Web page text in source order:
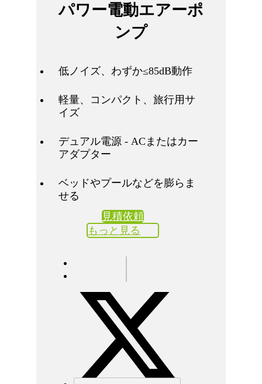
パワー電動エアーポ
ンプ
低ノイズ、わずか≤85dB動作
軽量、コンパクト、旅行用サ
イズ
デュアル電源 - ACまたはカー
アダプター
ベッドやプールなどを膨らま
せる
見積依頼
もっと見る